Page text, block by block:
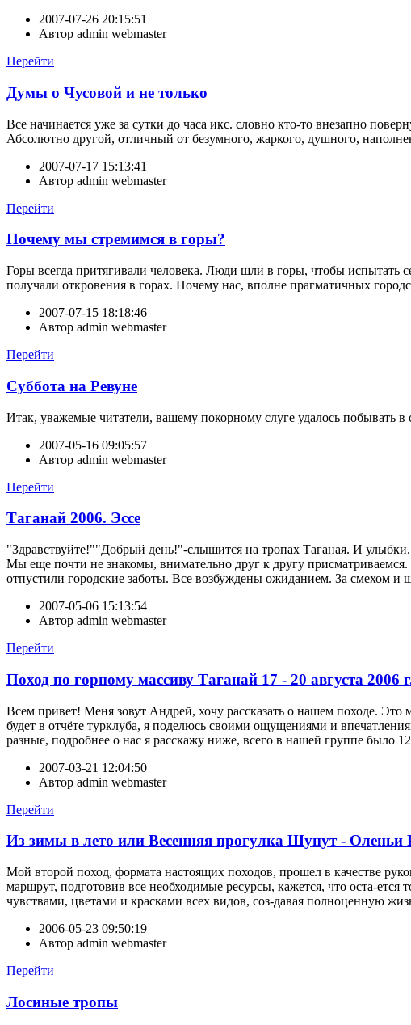
2007-07-26 20:15:51
Автор admin webmaster
Перейти
Думы о Чусовой и не только
Все начинается уже за сутки до часа икс. словно кто-то внезапно
Абсолютно другой, отличный от безумного, жаркого, душного,
2007-07-17 15:13:41
Автор admin webmaster
Перейти
Почему мы стремимся в горы?
Горы всегда притягивали человека. Люди шли в горы, чтобы испытать
получали откровения в горах. Почему нас, вполне прагматичных
2007-07-15 18:18:46
Автор admin webmaster
Перейти
Суббота на Ревуне
Итак, уважемые читатели, вашему покорному слуге удалось побывать
2007-05-16 09:05:57
Автор admin webmaster
Перейти
Таганай 2006. Эссе
"Здравствуйте!""Добрый день!"-слышится на тропах Таганая. И
Мы еще почти не знакомы, внимательно друг к другу
отпустили городские заботы. Все возбуждены ожиданием. За смехом
2007-05-06 15:13:54
Автор admin webmaster
Перейти
Поход по горному массиву Таганай 17 - 20 августа 2006
Всем привет! Меня зовут Андрей, хочу рассказать о нашем походе.
будет в отчёте турклуба, я поделюсь своими ощущениями и
разные, подробнее о нас я расскажу ниже, всего в нашей группе было
2007-03-21 12:04:50
Автор admin webmaster
Перейти
Из зимы в лето или Весенняя прогулка Шунут - Оленьи
Мой второй поход, формата настоящих походов, прошел в качестве
маршрут, подготовив все необходимые ресурсы, кажется, что оста-
чувствами, цветами и красками всех видов, соз-давая полноценную
2006-05-23 09:50:19
Автор admin webmaster
Перейти
Лосиные тропы